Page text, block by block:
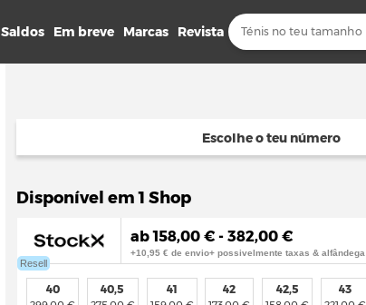
Saldos Em breve Marcas Revista
Escolhe o teu número
Disponível em 1 Shop
Resell
ab 158,00 € - 382,00 €
+10,95 € de envio+ possivelmente taxas & alfândega
40 40,5 41 42 42,5 43